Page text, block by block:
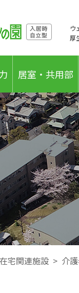
ウ
厚
居室・共用部
在宅関連施設 > 介